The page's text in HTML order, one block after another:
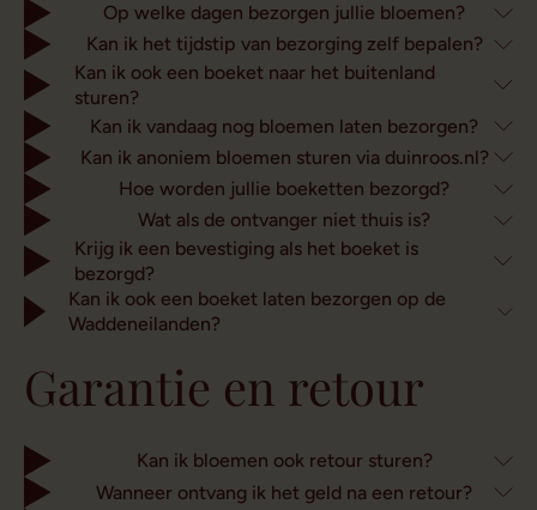
Op welke dagen bezorgen jullie bloemen?
Kan ik het tijdstip van bezorging zelf bepalen?
Kan ik ook een boeket naar het buitenland
sturen?
Kan ik vandaag nog bloemen laten bezorgen?
Kan ik anoniem bloemen sturen via duinroos.nl?
Hoe worden jullie boeketten bezorgd?
Wat als de ontvanger niet thuis is?
Krijg ik een bevestiging als het boeket is
bezorgd?
Kan ik ook een boeket laten bezorgen op de
Waddeneilanden?
Garantie en retour
Kan ik bloemen ook retour sturen?
Wanneer ontvang ik het geld na een retour?